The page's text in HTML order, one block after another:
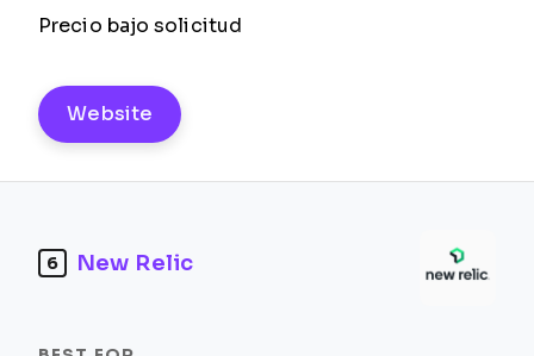
Precio bajo solicitud
Website
6 New Relic